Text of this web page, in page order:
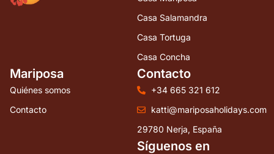
Casa Salamandra
Casa Tortuga
Casa Concha
Mariposa
Quiénes somos
Contacto
Contacto
+34 665 321 612
katti@mariposaholidays.com
29780 Nerja, España
Síguenos en